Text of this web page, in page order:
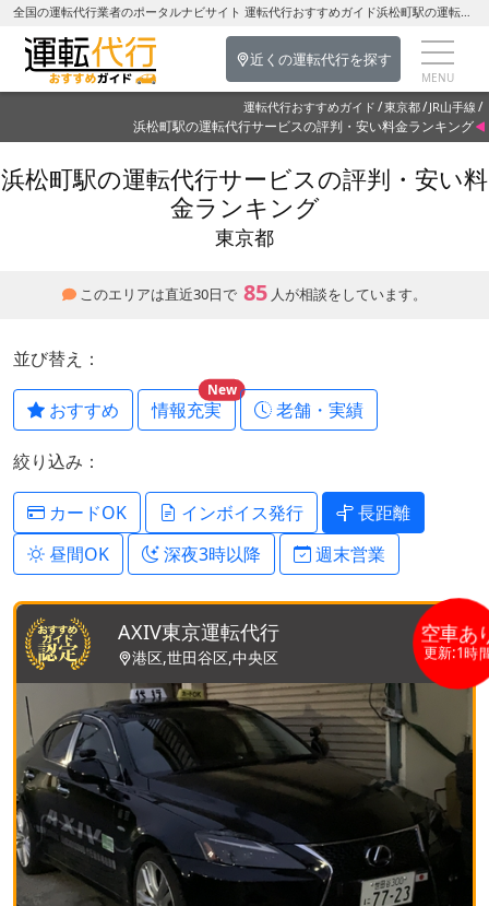
全国の運転代行業者のポータルナビサイト 運転代行おすすめガイド浜松町駅の運転代行を探す-東京都の運転代行
近くの運転代行を探す
運転代行おすすめガイド 東京都 JR山手線
浜松町駅の運転代行サービスの評判・安い料金ランキング
浜松町駅の運転代行サービスの評判・安い料
金ランキング
東京都
このエリアは直近30日で 85 人が相談をしています。
並び替え：
おすすめ 情報充実
New
老舗・実績
絞り込み：
カードOK インボイス発行
長距離
昼間OK
深夜3時以降 週末営業
AXIV東京運転代行
港区,世田谷区,中央区
空車あ
更新:1時間